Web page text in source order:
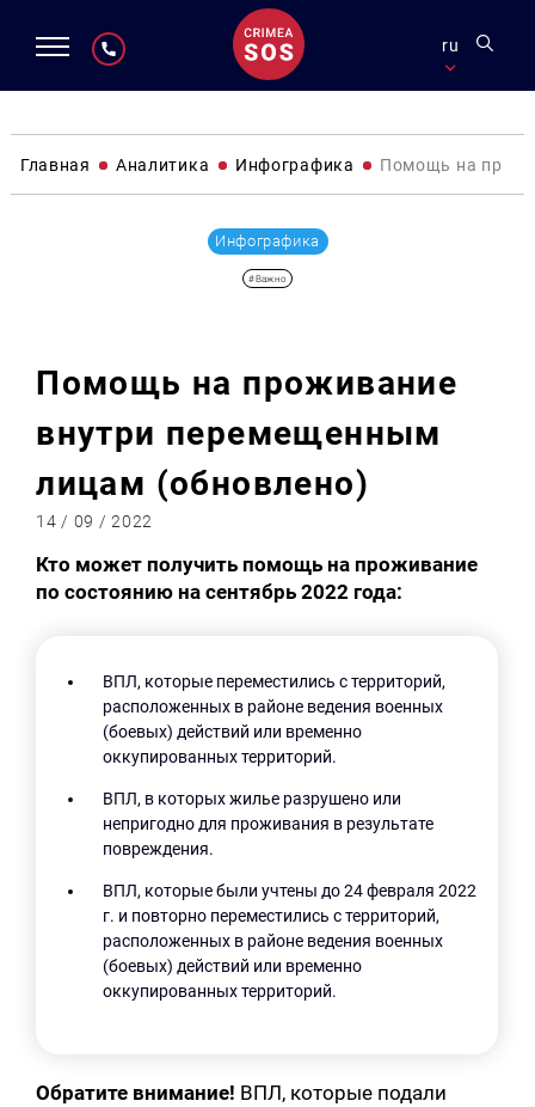
ru
Главная Аналитика Инфографика Помощь на
Инфографика
#Важно
Помощь на проживание
внутри перемещенным
лицам (обновлено)
14 / 09 / 2022
Кто может получить помощь на проживание
по состоянию на сентябрь 2022 года:
ВПЛ, которые переместились с территорий,
расположенных в районе ведения военных
(боевых) действий или временно
оккупированных территорий.
ВПЛ, в которых жилье разрушено или
непригодно для проживания в результате
повреждения.
ВПЛ, которые были учтены до 24 февраля 2022
г. и повторно переместились с территорий,
расположенных в районе ведения военных
(боевых) действий или временно
оккупированных территорий.
Обратите внимание! ВПЛ, которые подали